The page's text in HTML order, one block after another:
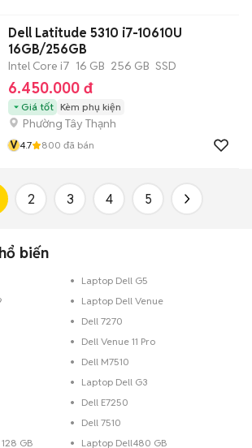
Dell Latitude 5310 i7-10610U
16GB/256GB
Intel Core i7 16 GB 256 GB SSD
6.450.000 đ
Giá tốt Kèm phụ kiện
Phường Tây Thạnh
V4.7 800 đã bán
2 3 4 5
biến
Laptop Dell G5
Laptop Dell Venue
Dell 7270
Dell Venue 11 Pro
Dell M7510
Laptop Dell G3
Dell E7250
Dell 7510
GB
Laptop Dell480 GB